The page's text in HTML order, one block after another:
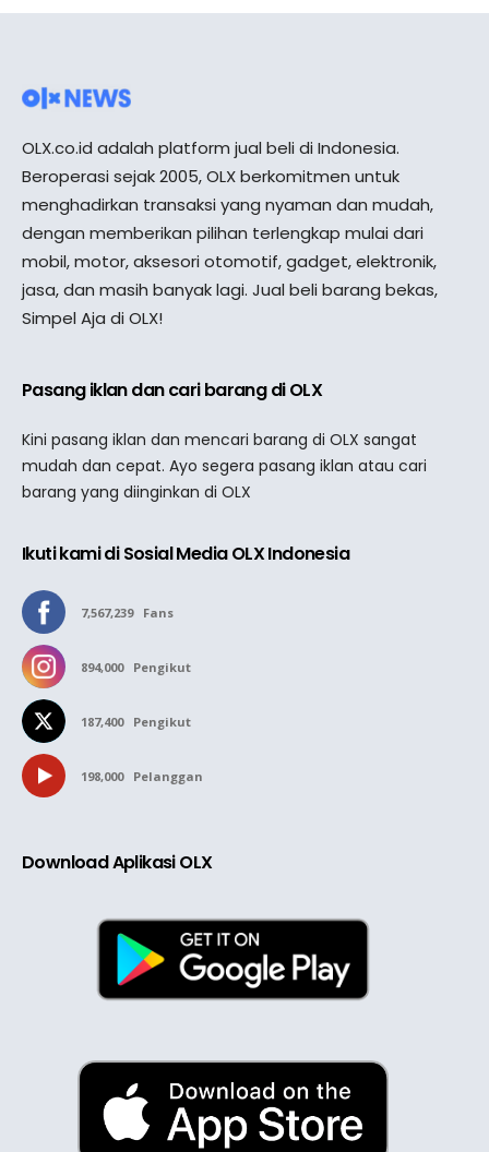
OLX.co.id adalah platform jual beli di Indonesia.
Beroperasi sejak 2005, OLX berkomitmen untuk
menghadirkan transaksi yang nyaman dan mudah,
dengan memberikan pilihan terlengkap mulai dari
mobil, motor, aksesori otomotif, gadget, elektronik,
jasa, dan masih banyak lagi. Jual beli barang bekas,
Simpel Aja di OLX!
Pasang iklan dan cari barang di OLX
Kini pasang iklan dan mencari barang di OLX sangat
mudah dan cepat. Ayo segera pasang iklan atau cari
barang yang diinginkan di OLX
Ikuti kami di Sosial Media OLX Indonesia
7,567,239 Fans
894,000 Pengikut
187,400 Pengikut
198,000 Pelanggan
Download Aplikasi OLX